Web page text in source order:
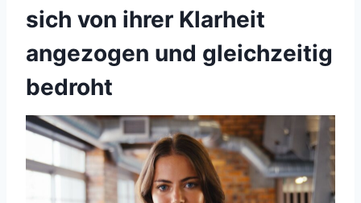
sich von ihrer Klarheit
angezogen und gleichzeitig
bedroht